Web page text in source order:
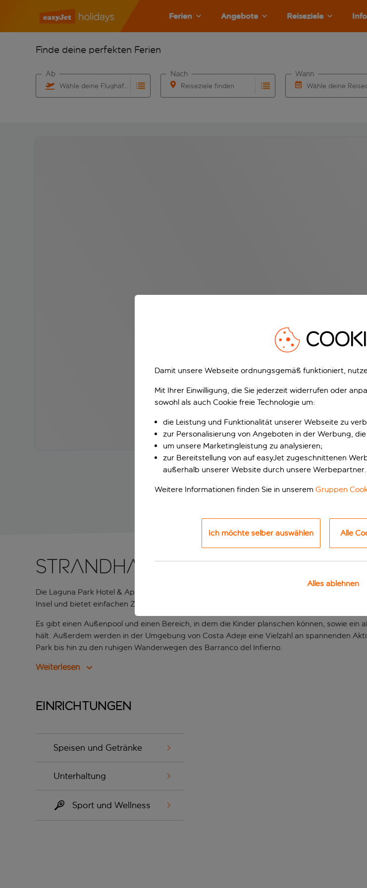
Ferien Angebote Reiseziele
Finde deine perfekten Ferien
Wähle deine Flughäfen
Ab
Reiseziele finden
Nach
Wähle deine
Wann
Strandhaus auf dem
Die Laguna Park Hotel & Apartments sind der perfekte Ausgangspunkt für einen Urlaub
Insel und bietet einfachen Zugang zu lokalen Sehenswürdigkeiten wie Playa de Fañabé und
Es gibt einen Außenpool und einen Bereich, in dem die Kinder planschen können, sowie
hält. Außerdem werden in der Umgebung von Costa Adeje eine Vielzahl an spannenden
Park bis hin zu den ruhigen Wanderwegen des Barranco del Infierno.
Weiterlesen
Einrichtungen
Speisen und Getränke
Unterhaltung
Sport und Wellness
Damit unsere Webseite ordnungsgemäß funktioniert,
Mit Ihrer Einwilligung, die Sie jederzeit widerrufen oder
sowohl als auch Cookie freie Technologie um:
die Leistung und Funktionalität unserer Webseite zu
zur Personalisierung von Angeboten in der Werbung,
um unsere Marketingleistung zu analysieren;
zur Bereitstellung von auf easyJet zugeschnittenen
außerhalb unserer Website durch unsere Werbepartner.
Weitere Informationen finden Sie in unserem Gruppen
Ich möchte selber auswählen Alle
Alles ablehnen